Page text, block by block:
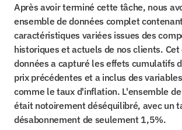
Après avoir terminé cette tâche, nous
ensemble de données complet
caractéristiques variées issues des
historiques et actuels de nos clients.
données a capturé les effets cumulatifs
prix précédentes et a inclus des
comme le taux d'inflation. L'ensemble
était notoirement déséquilibré, avec un
désabonnement de seulement 1,5%.